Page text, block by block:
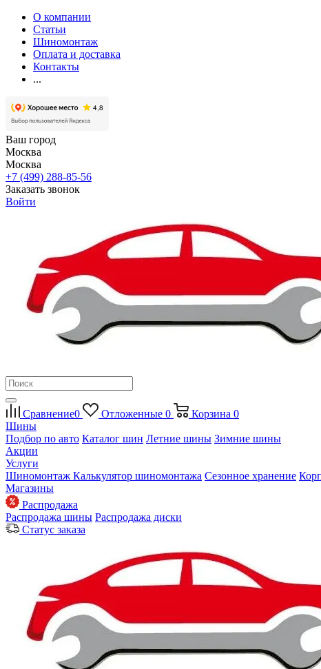
О компании
Статьи
Шиномонтаж
Оплата и доставка
Контакты
...
Ваш город
Москва
Москва
+7 (499) 288-85-56
Заказать звонок
Войти
Сравнение0 Отложенные 0 Корзина 0
Шины
Подбор по авто Каталог шин Летние шины Зимние шины
Акции
Услуги
Шиномонтаж Калькулятор шиномонтажа Сезонное хранение
Магазины
Распродажа
Распродажа шины Распродажа диски
Статус заказа